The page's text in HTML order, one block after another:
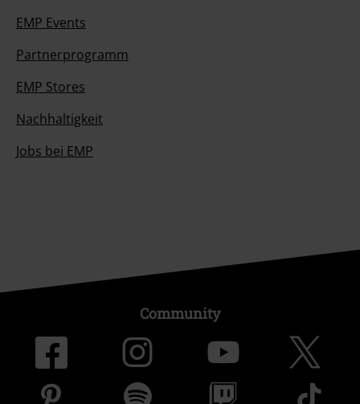
EMP Events
Partnerprogramm
EMP Stores
Nachhaltigkeit
Jobs bei EMP
Community